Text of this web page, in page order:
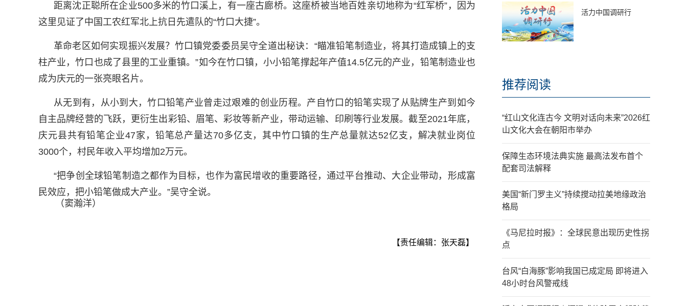
距离沈正聪所在企业500多米的竹口溪上，有一座古廊桥。这座桥被当地百姓亲切地称为“红军桥”，因为
这里见证了中国工农红军北上抗日先遣队的“竹口大捷”。
革命老区如何实现振兴发展？竹口镇党委委员吴守全道出秘诀：“瞄准铅笔制造业，将其打造成镇上的支
柱产业，竹口也成了县里的工业重镇。”如今在竹口镇，小小铅笔撑起年产值14.5亿元的产业，铅笔制造业也
成为庆元的一张亮眼名片。
从无到有，从小到大，竹口铅笔产业曾走过艰难的创业历程。产自竹口的铅笔实现了从贴牌生产到如今
自主品牌经营的飞跃，更衍生出彩铅、眉笔、彩妆等新产业，带动运输、印刷等行业发展。截至2021年底，
庆元县共有铅笔企业47家，铅笔总产量达70多亿支，其中竹口镇的生产总量就达52亿支，解决就业岗位
3000个，村民年收入平均增加2万元。
“把争创全球铅笔制造之都作为目标，也作为富民增收的重要路径，通过平台推动、大企业带动，形成富
民效应，把小铅笔做成大产业。”吴守全说。
（窦瀚洋）
【责任编辑：张天磊】
活力中国调研行
推荐阅读
“红山文化连古今 文明对话向未来”2026红
山文化大会在朝阳市举办
保障生态环境法典实施 最高法发布首个
配套司法解释
美国“新门罗主义”持续搅动拉美地缘政治
格局
《马尼拉时报》：全球民意出现历史性拐
点
台风“白海豚”影响我国已成定局 即将进入
48小时台风警戒线